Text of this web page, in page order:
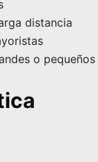
distancia
o pequeños